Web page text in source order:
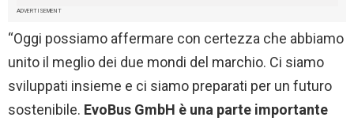
ADVERTISEMENT
“Oggi possiamo affermare con certezza che abbiamo
unito il meglio dei due mondi del marchio. Ci siamo
sviluppati insieme e ci siamo preparati per un futuro
sostenibile. EvoBus GmbH è una parte importante